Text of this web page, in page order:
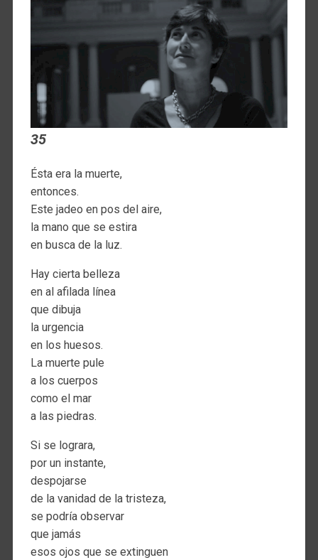
35
Ésta era la muerte,
entonces.
Este jadeo en pos del aire,
la mano que se estira
en busca de la luz.
Hay cierta belleza
en al afilada línea
que dibuja
la urgencia
en los huesos.
La muerte pule
a los cuerpos
como el mar
a las piedras.
Si se lograra,
por un instante,
despojarse
de la vanidad de la tristeza,
se podría observar
que jamás
esos ojos que se extinguen